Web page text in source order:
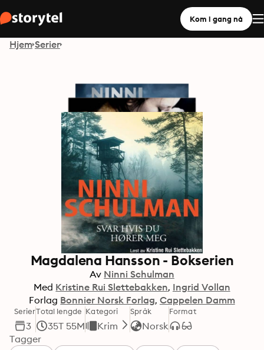
Kom i gang nå
Hjem Serier
Magdalena Hansson - Bokserien
Av Ninni Schulman
Med Kristine Rui Slettebakken Ingrid Vollan
Forlag Bonnier Norsk Forlag Cappelen Damm
Serier
3
Total lengde
35T 55M
Kategori
Krim
Språk
Norsk
Format
Tagger